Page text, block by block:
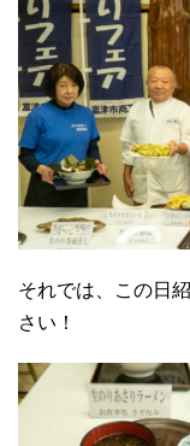
それでは、この日
さい！